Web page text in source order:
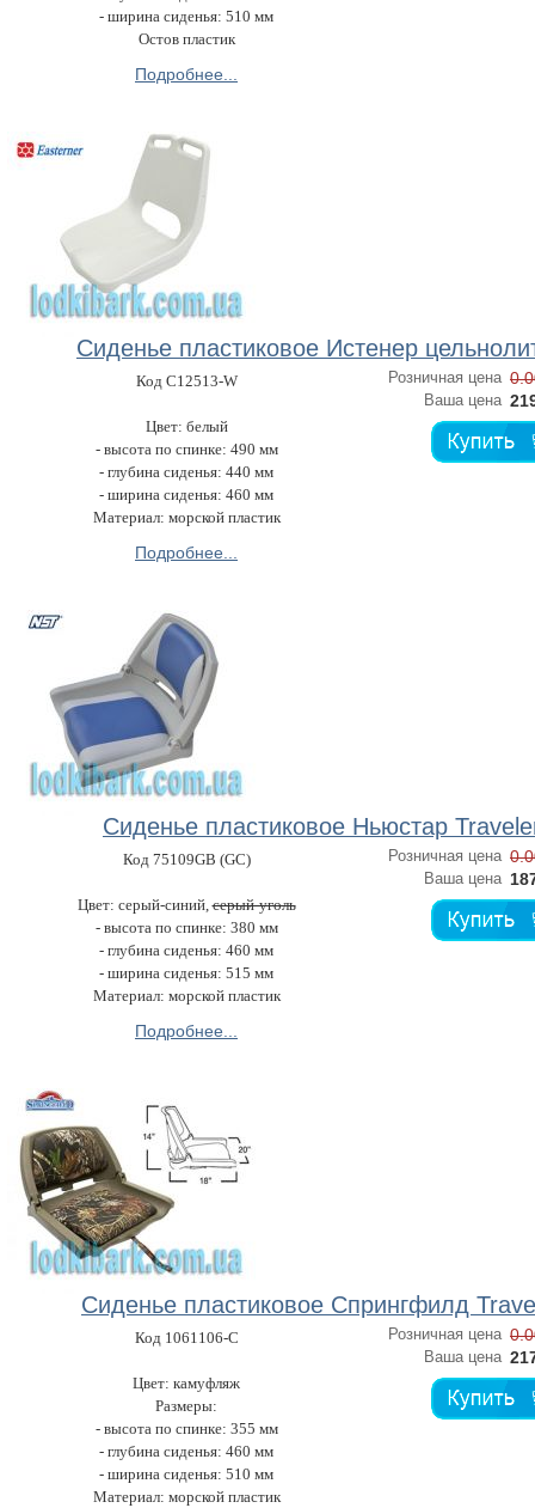
- ширина сиденья: 510 мм
Остов пластик
Подробнее...
Сиденье пластиковое Истенер
Код C12513-W
Цвет: белый
- высота по спинке: 490 мм
- глубина сиденья: 440 мм
- ширина сиденья: 460 мм
Материал: морской пластик
Подробнее...
Розничная цена
Ваша цена
Сиденье пластиковое Ньюстар
Код 75109GB (GC)
Цвет: серый-синий,серый-уголь
- высота по спинке: 380 мм
- глубина сиденья: 460 мм
- ширина сиденья: 515 мм
Материал: морской пластик
Подробнее...
Розничная цена
Ваша цена
Сиденье пластиковое Спрингфилд
Код 1061106-C
Цвет: камуфляж
Размеры:
- высота по спинке: 355 мм
- глубина сиденья: 460 мм
- ширина сиденья: 510 мм
Материал: морской пластик
Розничная цена
Ваша цена